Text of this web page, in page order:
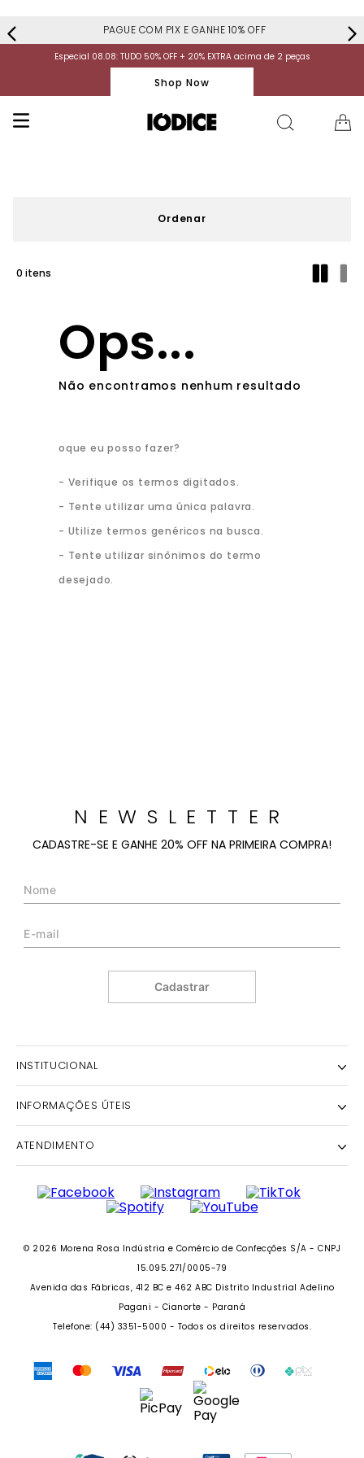
PAGUE COM PIX E GANHE 10% OFF
Especial 08.08: TUDO 50% OFF + 20% EXTRA acima de 2 peças
Shop Now
0
Verifique os termos digitados.
Tente utilizar uma única palavra.
Utilize termos genéricos na busca.
Tente utilizar sinônimos do termo
desejado.
NEWSLETTER
CADASTRE-SE E GANHE 20% OFF NA PRIMEIRA COMPRA!
Cadastrar
INSTITUCIONAL
NOSSA HISTÓRIA
NOSSAS LOJAS
POLÍTICA DE PRIVACIDADE
INSTITUTO MORENA ROSA
GRUPO MORENA ROSA
PERSONAL SHOPPER
INFORMAÇÕES ÚTEIS
RECLAME AQUI
ATENDIMENTO
FALECONOSCO@IODICE.COM.BR
DAS 08 ÀS 18H
© 2026 Morena Rosa Indústria e Comércio de Confecções S/A - CNPJ
15.095.271/0005-79
Avenida das Fábricas, 412 BC e 462 ABC Distrito Industrial Adelino
Pagani - Cianorte - Paraná
Telefone: (44) 3351-5000 - Todos os direitos reservados.